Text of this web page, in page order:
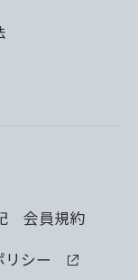
会員規約
リシー